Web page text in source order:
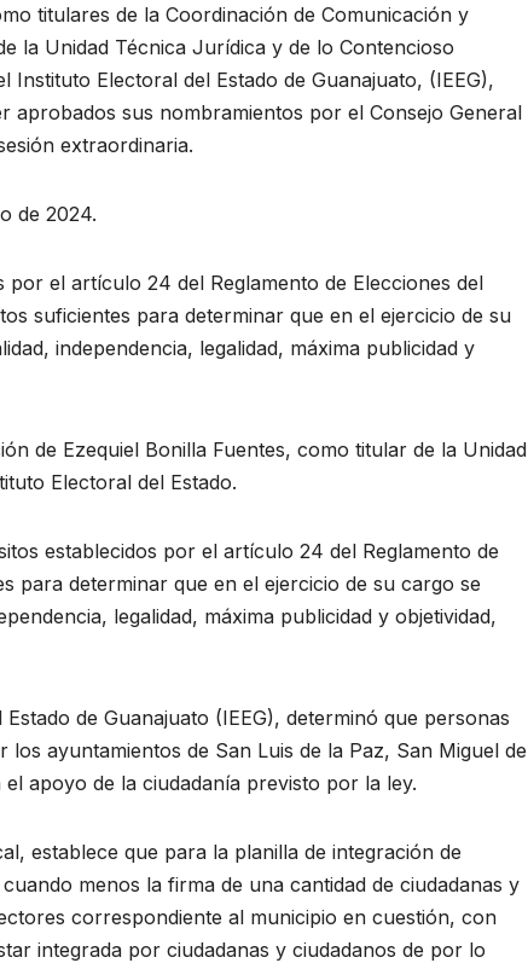
titulares de la Coordinación de Comunicación y
la Unidad Técnica Jurídica y de lo Contencioso
Instituto Electoral del Estado de Guanajuato, (IEEG),
aprobados sus nombramientos por el Consejo General
extraordinaria.
de 2024.
el artículo 24 del Reglamento de Elecciones del
suficientes para determinar que en el ejercicio de su
independencia, legalidad, máxima publicidad y
de Ezequiel Bonilla Fuentes, como titular de la Unidad
Electoral del Estado.
establecidos por el artículo 24 del Reglamento de
para determinar que en el ejercicio de su cargo se
legalidad, máxima publicidad y objetividad,
de Guanajuato (IEEG), determinó que personas
ayuntamientos de San Luis de la Paz, San Miguel de
apoyo de la ciudadanía previsto por la ley.
establece que para la planilla de integración de
menos la firma de una cantidad de ciudadanas y
correspondiente al municipio en cuestión, con
integrada por ciudadanas y ciudadanos de por lo